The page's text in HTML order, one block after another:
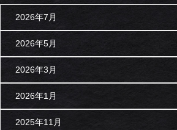
2026年7月
2026年5月
2026年3月
2026年1月
2025年11月